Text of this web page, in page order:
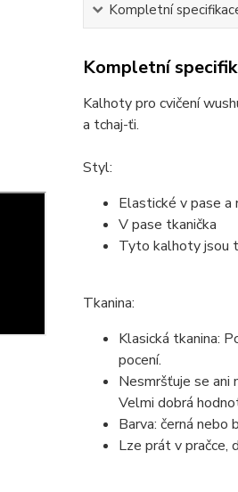
Kompletní
Kompletní
Kalhoty pro cvičení
a tchaj-ťi.
Styl:
Elastické v pase a
V pase tkanička
Tyto kalhoty jsou
Tkanina:
Klasická tkanina:
pocení.
Nesmršťuje se ani
Velmi dobrá
Barva: černá nebo
Lze prát v pračce,